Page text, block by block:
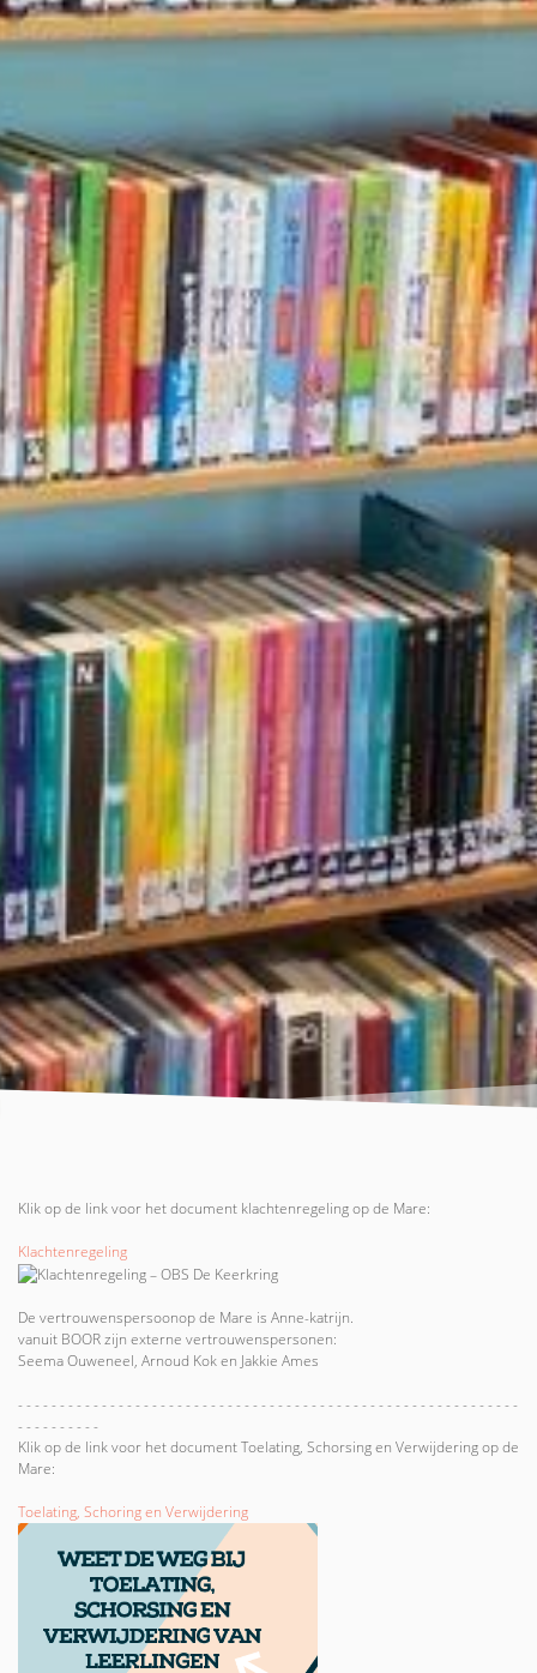
Klik op de link voor het document klachtenregeling op de Mare:
Klachtenregeling
De vertrouwenspersoonop de Mare is Anne-katrijn.
vanuit BOOR zijn externe vertrouwenspersonen:
Seema Ouweneel, Arnoud Kok en Jakkie Ames
- - - - - - - - - - - - - - - - - - - - - - - - - - - - - - - - - - - - - - - - - - - - - - - - - - - - - - - - - - - -
- - - - - - - - - -
Klik op de link voor het document Toelating, Schorsing en Verwijdering op de
Mare:
Toelating, Schoring en Verwijdering